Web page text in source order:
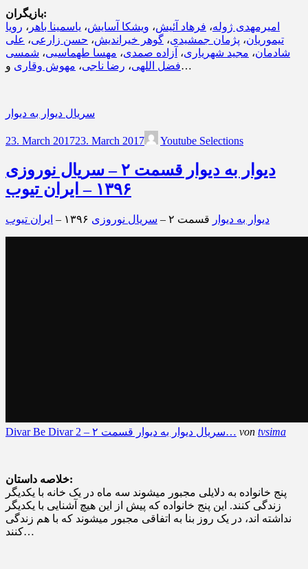
بازیگران:
امیرمهدی ژوله، فرهاد آئیش، ویشکا آسایش، یاسمینا باهر ، رویا
تیموریان، پژمان جمشیدی، گوهر خیراندیش، حسن زارعی، علی
شادمان، مجید شهریاری، آزاده صمدی، مهسا طهماسبی، شمسی
فضل اللهی، رضا ناجی، مهوش وقاری و…
سریال دیوار به دیوار
23. March 201723. March 2017 Youtube Selections
دیوار به دیوار قسمت ۲ – سریال نوروزی
۱۳۹۶ – ایران تیوب
دیوار به دیوار قسمت ۲ – سریال نوروزی ایران تیوب
Divar Be Divar 2 – سریال دیوار به دیوار قسمت ۲… von tvsima
خلاصه داستان:
پنج خانواده به دلایلی مجبور میشوند سه ماه در یک خانه با یکدیگر
زندگی کنند. این پنج خانواده که پیش از این هیچ آشنایی با یکدیگر
نداشته اند، در یک روز بنا به اتفاقی مجبور میشوند که با هم زندگی
کنند…